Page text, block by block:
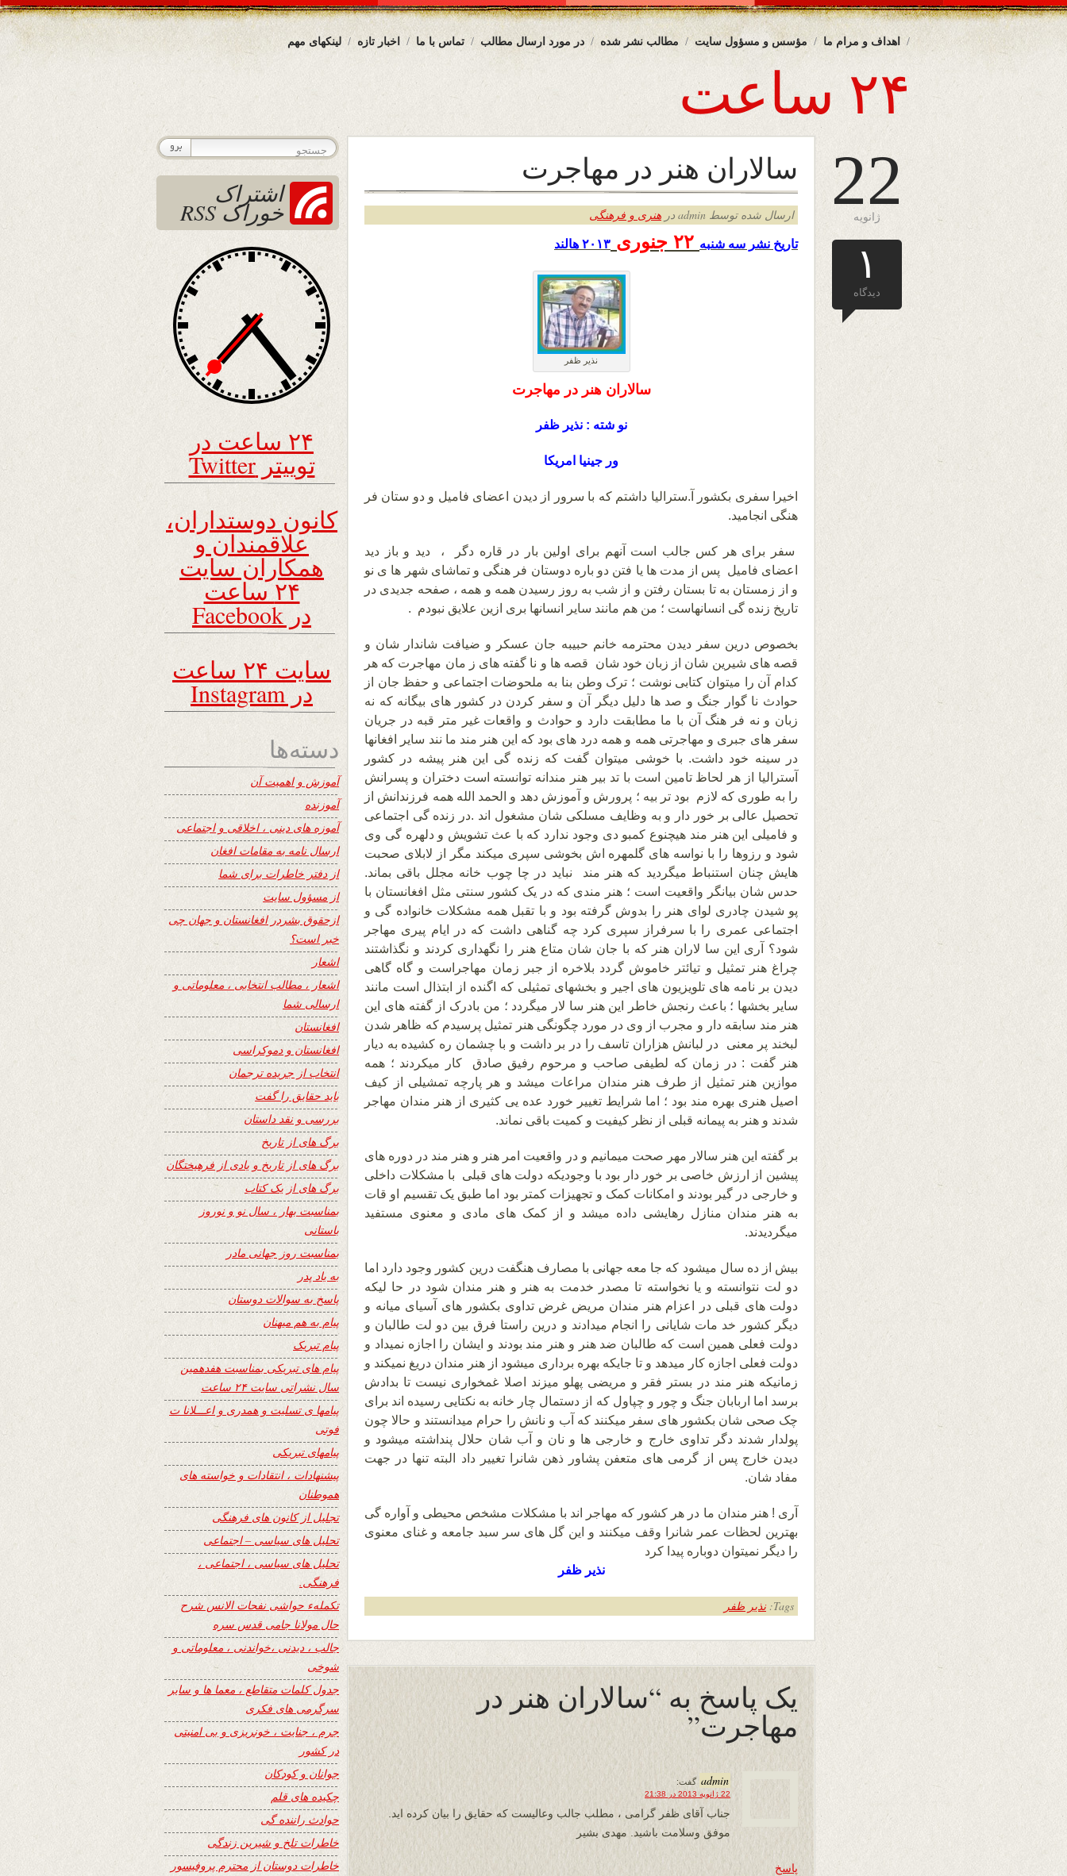
لینکهای مهم اخبار تازه تماس با ما در مورد ارسال مطالب مطالب نشر شده مؤسس و مسؤول سایت اهداف و مرام ما
۲۴ ساعت
22
ژانویه
۱
دیدگاه
سالاران هنر در مهاجرت
ارسال شده توسط admin در هنری و فرهنگی
تاریخ نشر سه شنبه جنوری ۲۰۱۳ هالند
نذیر ظفر
سالاران هنر در مهاجرت
نو شته : نذیر ظفر
ور جینیا امریکا
اخیرا سفری بکشور آ.سترالیا داشتم که با سرور از دیدن اعضای فامیل و دو ستان فر
هنگی انجامید.
سفر برای هر کس جالب است آنهم برای اولین بار در قاره دگر ، دید و باز دید
اعضای فامیل پس از مدت ها یا فتن دو باره دوستان فر هنگی و تماشای شهر ها ی نو
و از زمستان به تا بستان رفتن و از شب به روز رسیدن همه و همه ، صفحه جدیدی در
تاریخ زنده گی انسانهاست ؛ من هم مانند سایر انسانها بری ازین علایق نبودم .
بخصوص درین سفر دیدن محترمه خانم حبیبه جان عسکر و ضیافت شاندار شان و
قصه های شیرین شان از زبان خود شان قصه ها و نا گفته های ز مان مهاجرت که هر
کدام آن را میتوان کتابی نوشت ؛ ترک وطن بنا به ملحوضات اجتماعی و حفظ جان از
حوادث نا گوار جنگ و صد ها دلیل دیگر آن و سفر کردن در کشور های بیگانه که نه
زبان و نه فر هنگ آن با ما مطابقت دارد و حوادث و واقعات غیر متر قبه در جریان
سفر های جبری و مهاجرتی همه و همه درد های بود که این هنر مند ما نند سایر افغانها
در سینه خود داشت. با خوشی میتوان گفت که زنده گی این هنر پیشه در کشور
آسترالیا از هر لحاظ تامین است با تد بیر هنر مندانه توانسته است دختران و پسرانش
را به طوری که لازم بود تر بیه ؛ پرورش و آموزش دهد و الحمد الله همه فرزندانش از
تحصیل عالی بر خور دار و به وظایف مسلکی شان مشغول اند .در زنده گی اجتماعی
و فامیلی این هنر مند هیچنوع کمبو دی وجود ندارد که با عث تشویش و دلهره گی وی
شود و رزوها را با نواسه های گلمهره اش بخوشی سپری میکند مگر از لابلای صحبت
هایش چنان استنباط میگردید که هنر مند نباید در چا چوب خانه مجلل باقی بماند.
حدس شان بیانگر واقعیت است ؛ هنر مندی که در یک کشور سنتی مثل افغانستان با
پو شیدن چادری لوای هنر را بدوش گرفته بود و با تقبل همه مشکلات خانواده گی و
اجتماعی عمری را با سرفراز سپری کرد چه گناهی داشت که در ایام پیری مهاجر
شود؟ آری این سا لاران هنر که با جان شان متاع هنر را نگهداری کردند و نگذاشتند
چراغ هنر تمثیل و تیائتر خاموش گردد بلاخره از جبر زمان مهاجراست و گاه گاهی
دیدن بر نامه های تلویزیون های اجیر و بخشهای تمثیلی که اگنده از ابتذال است مانند
سایر بخشها ؛ باعث رنجش خاطر این هنر سا لار میگردد ؛ من بادرک از گفته های این
هنر مند سابقه دار و مجرب از وی در مورد چگونگی هنر تمثیل پرسیدم که ظاهر شدن
لبخند پر معنی در لبانش هزاران تاسف را در بر داشت و با چشمان ره کشیده به دیار
هنر گفت : در زمان که لطیفی صاحب و مرحوم رفیق صادق کار میکردند ؛ همه
موازین هنر تمثیل از طرف هنر مندان مراعات میشد و هر پارچه تمشیلی از کیف
اصیل هنری بهره مند بود ؛ اما شرایط تغییر خورد عده یی کثیری از هنر مندان مهاجر
شدند و هنر به پیمانه قبلی از نظر کیفیت و کمیت باقی نماند.
بر گفته این هنر سالار مهر صحت میمانیم و در واقعیت امر هنر و هنر مند در دوره های
پیشین از ارزش خاصی بر خور دار بود با وجودیکه دولت های قبلی با مشکلات داخلی
و خارجی در گیر بودند و امکانات کمک و تجهیزات کمتر بود اما طبق یک تقسیم او قات
به هنر مندان منازل رهایشی داده میشد و از کمک های مادی و معنوی مستفید
میگردیدند.
بیش از ده سال میشود که جا معه جهانی با مصارف هنگفت درین کشور وجود دارد اما
دو لت نتوانسته و یا نخواسته تا مصدر خدمت به هنر و هنر مندان شود در حا لیکه
دولت های قبلی در اعزام هنر مندان مریض غرض تداوی بکشور های آسیای میانه و
دیگر کشور خد مات شایانی را انجام میدادند و درین راستا فرق بین دو لت طالبان و
دولت فعلی همین است که طالبان ضد هنر و هنر مند بودند و ایشان را اجازه نمیداد و
دولت فعلی اجازه کار میدهد و تا جایکه بهره برداری میشود از هنر مندان دریغ نمیکند و
زمانیکه هنر مند در بستر فقر و مریضی پهلو میزند اصلا غمخواری نیست تا بدادش
برسد اما اربابان جنگ و چور و چپاول که از دستمال چار خانه به نکتایی رسیده اند برای
چک صحی شان بکشور های سفر میکنند که آب و نانش را حرام میدانستند و حالا چون
پولدار شدند دگر تداوی خارج و خارجی ها و نان و آب شان حلال پنداشته میشود و
دیدن خارج پس از گرمی های متعفن پشاور ذهن شانرا تغییر داد البته تنها در جهت
مفاد شان.
آری ! هنر مندان ما در هر کشور که مهاجر اند با مشکلات مشخص محیطی و آواره گی
بهترین لحظات عمر شانرا وقف میکنند و این گل های سر سبد جامعه و غنای معنوی
را دیگر نمیتوان دوباره پیدا کرد
نذیر ظفر
Tags: نذیر ظفر
یک پاسخ به “سالاران هنر در
مهاجرت”
admin گفت:
22 ژانویه 2013 در 21:38
جناب آقای ظفر گرامی ، مطلب جالب وعالیست که حقایق را بیان کرده اید.
موفق وسلامت باشید. مهدی بشیر
پاسخ
اشتراک
خوراک RSS
۲۴ ساعت در
توییتر Twitter
کانون دوستداران،
علاقمندان و
همکاران سایت
۲۴ ساعت
در Facebook
سایت ۲۴ ساعت
در Instagram
دسته‌ها
آموزش و اهمیت آن
آموزنده
آموزه های دینی ، اخلاقی و اجتماعی
ارسال نامه به مقامات افغان
از دفتر خاطرات برای شما
از مسؤول سایت
ازحقوق بشردر افغانستان و جهان چی
خبر است؟
اشعار
اشعار ، مطالب انتخابی ، معلوماتی و
ارسالی شما
افغانستان
افغانستان و دموکراسی
انتخاب از جریده ترجمان
باید حقایق را گفت
بررسی و نقد داستان
برگ های از تاریخ
برگ های از تاریخ و یادی از فرهیختگان
برگ های از یک کتاب
بمناسبت بهار ، سال نو و نوروز
باستانی
بمناسبت روز جهانی مادر
به یاد پدر
پاسخ به سوالات دوستان
پیام به هم میهنان
پیام تبریک
پیام های تبریکی بمناسبت هفدهمین
سال نشراتی سایت ۲۴ ساعت
پیامها ی تسلیت و همدری و اعـــلانا ت
فوتی
پیامهای تبریکی
پیشنهادات ، انتقادات و خواسته های
هموطنان
تجلیل از کانون های فرهنگی
تحلیل های سیاسی – اجتماعی
تحلیل های سیاسی ، اجتماعی ،
فرهنگی.
تکملهء حواشی نفحات الانس شرح
حال مولانا جامی قدس سره
جالب ، دیدنی ،خواندنی ، معلوماتی و
شوخی
جدول کلمات متقاطع ، معما ها و سایر
سرگرمی های فکری
جرم ، جنایت ، خونریزی و بی امنیتی
در کشور
جوانان و کودکان
چکیده های قلم
حوادث راننده گی
خاطرات تلخ و شیرین زندگی
خاطرات دوستان از محترم پروفیسور